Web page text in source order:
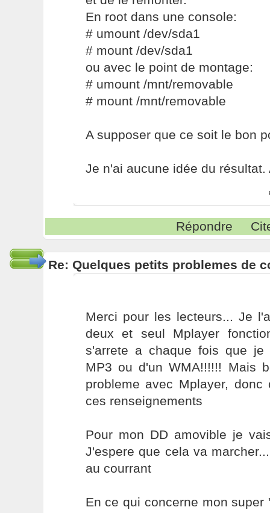
En root dans une console:
# umount /dev/sda1
# mount /dev/sda1
ou avec le point de montage:
# umount /mnt/removable
# mount /mnt/removable
A supposer que ce soit le bon
Je n'ai aucune idée du résultat.
Répondre
Re: Quelques petits problemes de
Merci pour les lecteurs... Je
deux et seul Mplayer
s'arrete a chaque fois que
MP3 ou d'un WMA!!!!!! Mais
probleme avec Mplayer,
ces renseignements
Pour mon DD amovible je
J'espere que cela va
au courrant
En ce qui concerne mon super